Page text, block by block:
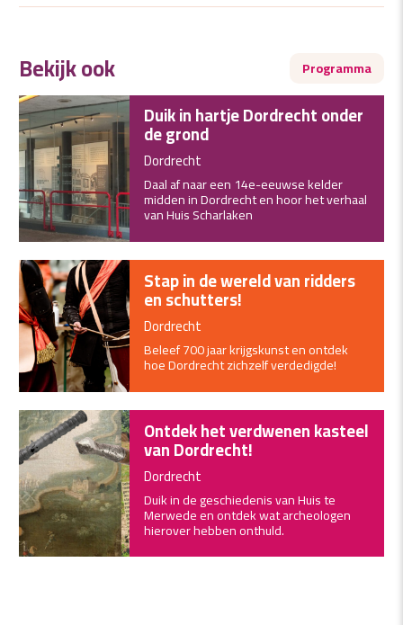
Bekijk ook Programma
Duik in hartje Dordrecht onder
de grond
Dordrecht
Daal af naar een 14e-eeuwse kelder
midden in Dordrecht en hoor het verhaal
van Huis Scharlaken
Stap in de wereld van ridders
en schutters!
Dordrecht
Beleef 700 jaar krijgskunst en ontdek
hoe Dordrecht zichzelf verdedigde!
Ontdek het verdwenen kasteel
van Dordrecht!
Dordrecht
Duik in de geschiedenis van Huis te
Merwede en ontdek wat archeologen
hierover hebben onthuld.